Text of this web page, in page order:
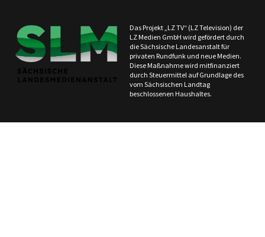
Das Projekt „LZ TV“ (LZ Television) der
LZ Medien GmbH wird gefördert durch
die Sächsische Landesanstalt für
privaten Rundfunk und neue Medien.
Diese Maßnahme wird mitfinanziert
durch Steuermittel auf Grundlage des
vom Sächsischen Landtag
beschlossenen Haushaltes.